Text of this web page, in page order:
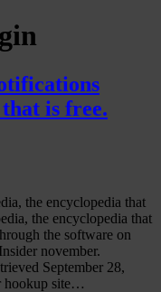
is free.
the encyclopedia that
the encyclopedia that
the software on
november.
September 28,
hookup site…